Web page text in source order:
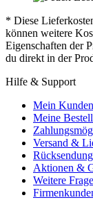
* Diese
können weitere
Eigenschaften der
du direkt in der
Hilfe & Support
Mein
Meine
Versand &
Aktionen &
Weitere